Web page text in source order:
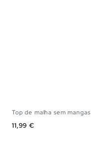
Top de malha sem mangas
Preço
11,99 €